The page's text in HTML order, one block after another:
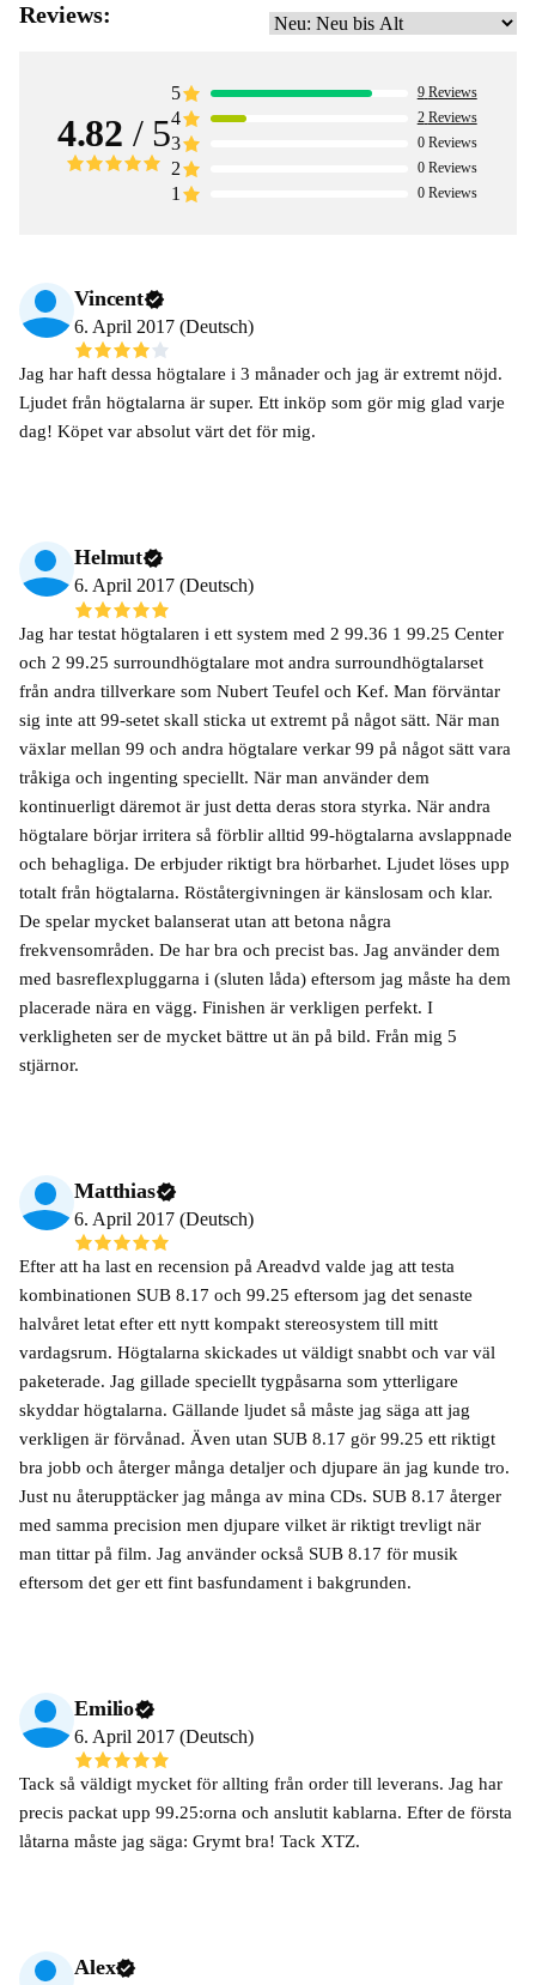
Reviews:
4.82 / 5
5 9 Reviews
4 2 Reviews
3 0 Reviews
2 0 Reviews
1 0 Reviews
Vincent
6. April 2017 (Deutsch)
Jag har haft dessa högtalare i 3 månader och jag är extremt nöjd.
Ljudet från högtalarna är super. Ett inköp som gör mig glad varje
dag! Köpet var absolut värt det för mig.
Helmut
6. April 2017 (Deutsch)
Jag har testat högtalaren i ett system med 2 99.36 1 99.25 Center
och 2 99.25 surroundhögtalare mot andra surroundhögtalarset
från andra tillverkare som Nubert Teufel och Kef. Man förväntar
sig inte att 99-setet skall sticka ut extremt på något sätt. När man
växlar mellan 99 och andra högtalare verkar 99 på något sätt vara
tråkiga och ingenting speciellt. När man använder dem
kontinuerligt däremot är just detta deras stora styrka. När andra
högtalare börjar irritera så förblir alltid 99-högtalarna avslappnade
och behagliga. De erbjuder riktigt bra hörbarhet. Ljudet löses upp
totalt från högtalarna. Röståtergivningen är känslosam och klar.
De spelar mycket balanserat utan att betona några
frekvensområden. De har bra och precist bas. Jag använder dem
med basreflexpluggarna i (sluten låda) eftersom jag måste ha dem
placerade nära en vägg. Finishen är verkligen perfekt. I
verkligheten ser de mycket bättre ut än på bild. Från mig 5
stjärnor.
Matthias
6. April 2017 (Deutsch)
Efter att ha last en recension på Areadvd valde jag att testa
kombinationen SUB 8.17 och 99.25 eftersom jag det senaste
halvåret letat efter ett nytt kompakt stereosystem till mitt
vardagsrum. Högtalarna skickades ut väldigt snabbt och var väl
paketerade. Jag gillade speciellt tygpåsarna som ytterligare
skyddar högtalarna. Gällande ljudet så måste jag säga att jag
verkligen är förvånad. Även utan SUB 8.17 gör 99.25 ett riktigt
bra jobb och återger många detaljer och djupare än jag kunde tro.
Just nu återupptäcker jag många av mina CDs. SUB 8.17 återger
med samma precision men djupare vilket är riktigt trevligt när
man tittar på film. Jag använder också SUB 8.17 för musik
eftersom det ger ett fint basfundament i bakgrunden.
Emilio
6. April 2017 (Deutsch)
Tack så väldigt mycket för allting från order till leverans. Jag har
precis packat upp 99.25:orna och anslutit kablarna. Efter de första
låtarna måste jag säga: Grymt bra! Tack XTZ.
Alex